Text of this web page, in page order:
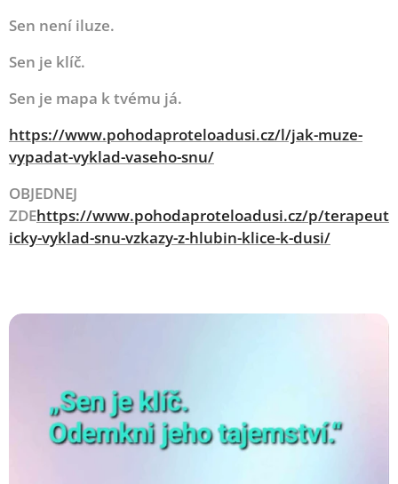
Sen není iluze.
Sen je klíč.
Sen je mapa k tvému já.
https://www.pohodaproteloadusi.cz/l/jak-muze-
vypadat-vyklad-vaseho-snu/
OBJEDNEJ
ZDEhttps://www.pohodaproteloadusi.cz/p/terapeut
icky-vyklad-snu-vzkazy-z-hlubin-klice-k-dusi/